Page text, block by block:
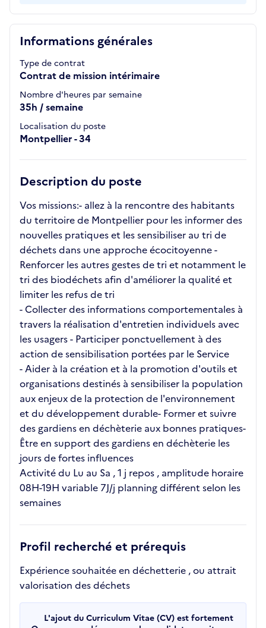
Informations générales
Type de contrat
Contrat de mission intérimaire
Nombre d'heures par semaine
35h / semaine
Localisation du poste
Montpellier - 34
Description du poste
Vos missions:- allez à la rencontre des habitants
du territoire de Montpellier pour les informer des
nouvelles pratiques et les sensibiliser au tri de
déchets dans une approche écocitoyenne -
Renforcer les autres gestes de tri et notamment le
tri des biodéchets afin d'améliorer la qualité et
limiter les refus de tri
- Collecter des informations comportementales à
travers la réalisation d'entretien individuels avec
les usagers - Participer ponctuellement à des
action de sensibilisation portées par le Service
- Aider à la création et à la promotion d'outils et
organisations destinés à sensibiliser la population
aux enjeux de la protection de l'environnement
et du développement durable- Former et suivre
des gardiens en déchèterie aux bonnes pratiques-
Être en support des gardiens en déchèterie les
jours de fortes influences
Activité du Lu au Sa , 1 j repos , amplitude horaire
08H-19H variable 7J/j planning différent selon les
semaines
Profil recherché et prérequis
Expérience souhaitée en déchetterie , ou attrait
valorisation des déchets
L'ajout du Curriculum Vitae (CV) est fortement